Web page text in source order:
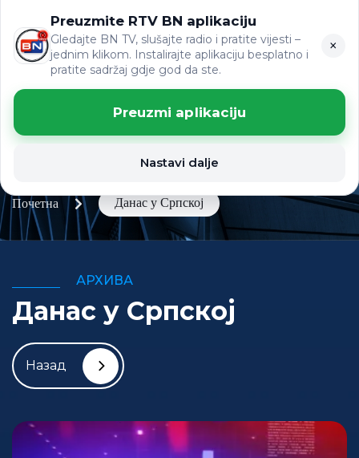
ВИЈЕСТИ LAT
Preuzmite RTV BN aplikaciju
Gledajte BN TV, slušajte radio i pratite vijesti –
jednim klikom. Instalirajte aplikaciju besplatno i
pratite sadržaj gdje god da ste.
×
Preuzmi aplikaciju
Nastavi dalje
Почетна Данас у Српској
АРХИВА
Данас у Српској
Назад